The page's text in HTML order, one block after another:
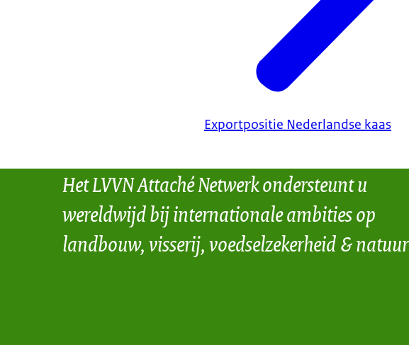
Exportpositie Nederlandse kaas
Het LVVN Attaché Netwerk ondersteunt u
wereldwijd bij internationale ambities op
landbouw, visserij, voedselzekerheid & natuur